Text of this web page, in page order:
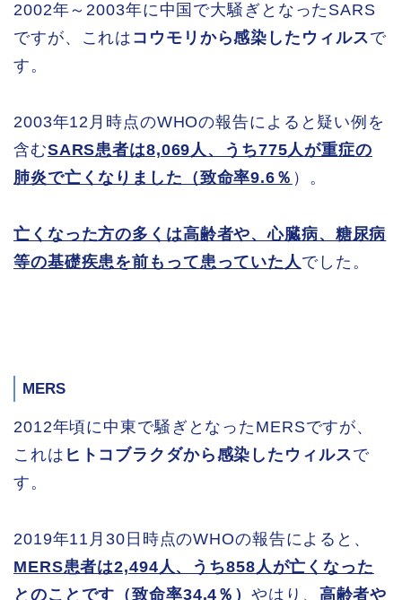
2002年～2003年に中国で大騒ぎとなったSARS
ですが、これは コウモリから感染したウィルスで
す。
2003年12月時点のWHOの報告によると疑い例を
含むSARS患者は8,069人、うち775人が重症の
肺炎で亡くなりました（致命率9.6％ ）。
亡くなった方の多くは高齢者や、心臓病、糖尿病
等の基礎疾患を前もって患っていた人でした。
MERS
2012年頃に中東で騒ぎとなったMERSですが、
これは ヒトコブラクダから感染したウィルスで
す。
2019年11月30日時点のWHOの報告によると、
MERS患者は2,494人、うち858人が亡くなった
とのことです（致命率34.4％）やはり、 高齢者や